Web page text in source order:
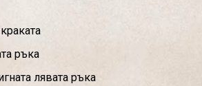
ръка
лявата ръка